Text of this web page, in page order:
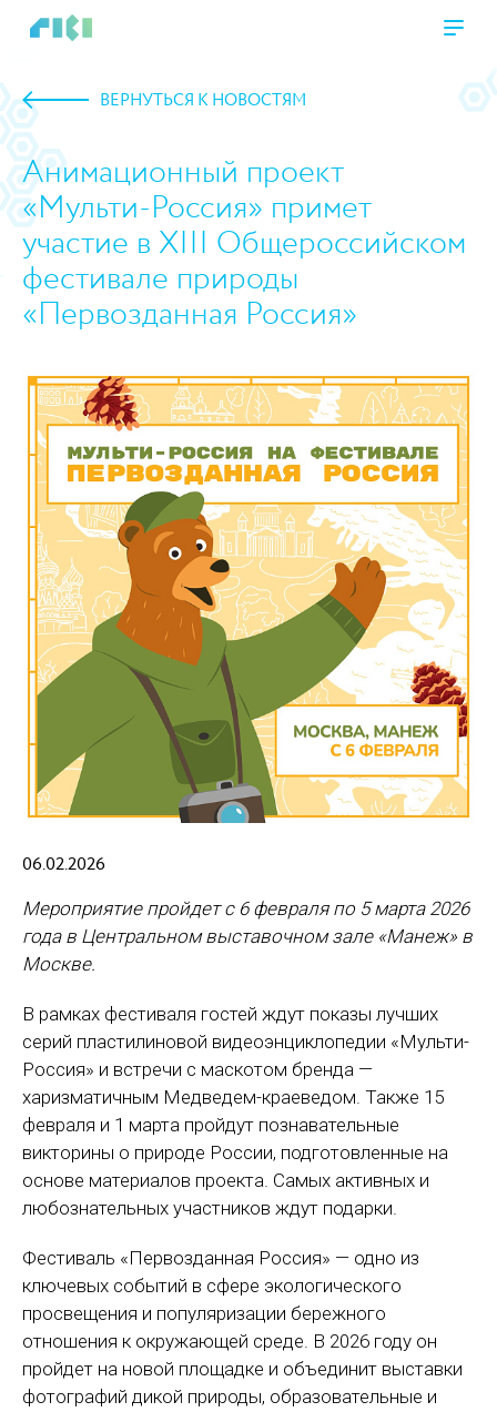
ВЕРНУТЬСЯ К НОВОСТЯМ
Анимационный проект
«Мульти-Россия» примет
участие в XIII Общероссийском
фестивале природы
«Первозданная Россия»
https://www.high-endrolex.com/45
06.02.2026
Мероприятие пройдет с 6 февраля по 5 марта 2026
года в Центральном выставочном зале «Манеж» в
Москве.
В рамках фестиваля гостей ждут показы лучших
серий пластилиновой видеоэнциклопедии «Мульти-
Россия» и встречи с маскотом бренда —
харизматичным Медведем-краеведом. Также 15
февраля и 1 марта пройдут познавательные
викторины о природе России, подготовленные на
основе материалов проекта. Самых активных и
любознательных участников ждут подарки.
Фестиваль «Первозданная Россия» — одно из
ключевых событий в сфере экологического
просвещения и популяризации бережного
отношения к окружающей среде. В 2026 году он
пройдет на новой площадке и объединит выставки
фотографий дикой природы, образовательные и